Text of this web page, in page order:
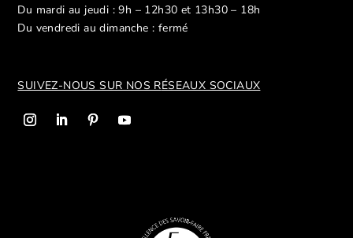
Du mardi au jeudi : 9h – 12h30 et 13h30 – 18h
Du vendredi au dimanche : fermé
SUIVEZ-NOUS SUR NOS RÉSEAUX SOCIAUX